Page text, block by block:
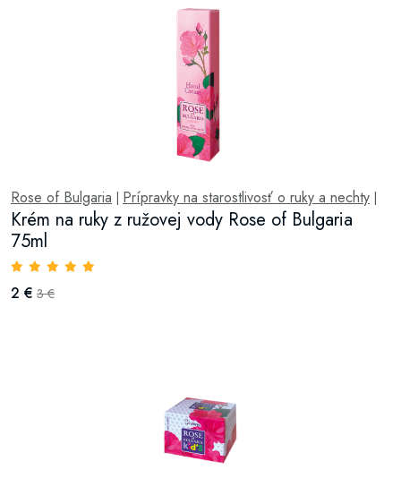
Rose of Bulgaria Prípravky na starostlivosť o ruky a nechty
Krém na ruky z ružovej vody Rose of Bulgaria
75ml
2 € 3 €